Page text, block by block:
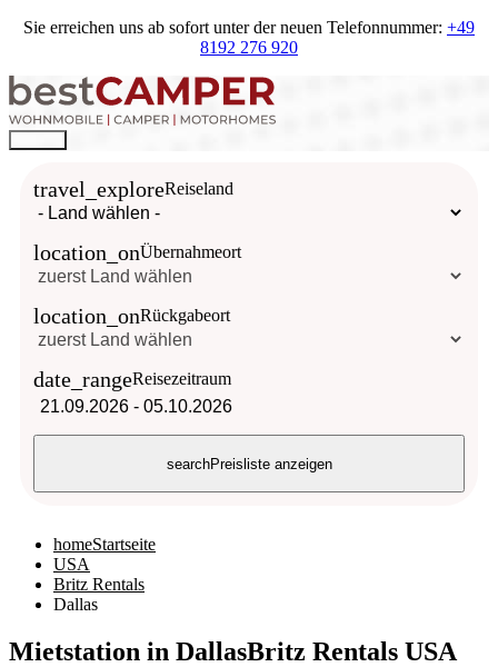
Sie erreichen uns ab sofort unter der neuen Telefonnummer: +49
8192 276 920
travel_exploreReiseland
location_onÜbernahmeort
location_onRückgabeort
date_rangeReisezeitraum
21.09.2026 - 05.10.2026
searchPreisliste anzeigen
homeStartseite
USA
Britz Rentals
Dallas
Mietstation in DallasBritz Rentals USA